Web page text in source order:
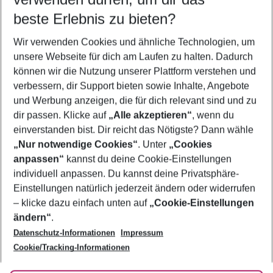
5-8 Nächte
2 Erwachsene Keine Kinder
Mehr Filter anzeigen
Footer
Footer navigation
Über uns
AGB
Bestpreisgarantie
Cookie-Einstellungen ändern
Cookie-Richtlinie
Agenturbetreuung
Barrierefreies Reisen
Folge uns
beste Erlebnis zu bieten?
Wir verwenden Cookies und ähnliche Technologien, um
unsere Webseite für dich am Laufen zu halten. Dadurch
können wir die Nutzung unserer Plattform verstehen und
verbessern, dir Support bieten sowie Inhalte, Angebote
und Werbung anzeigen, die für dich relevant sind und zu
dir passen. Klicke auf „Alle akzeptieren“, wenn du
einverstanden bist. Dir reicht das Nötigste? Dann wähle
„Nur notwendige Cookies“. Unter „Cookies
anpassen“ kannst du deine Cookie-Einstellungen
individuell anpassen. Du kannst deine Privatsphäre-
Einstellungen natürlich jederzeit ändern oder widerrufen
– klicke dazu einfach unten auf „Cookie-Einstellungen
ändern“.
Datenschutz-Informationen
Impressum
Cookie/Tracking-Informationen